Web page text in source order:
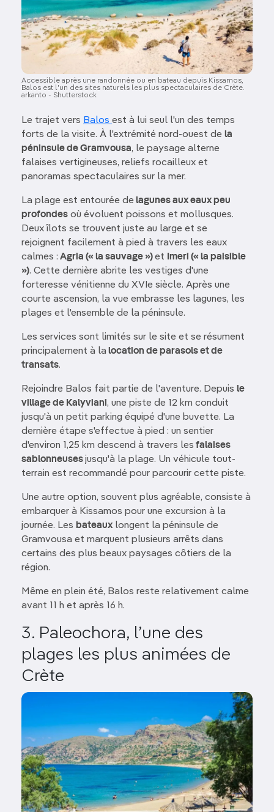
Accessible après une randonnée ou en bateau depuis Kissamos,
Balos est l'un des sites naturels les plus spectaculaires de Crète.
arkanto - Shutterstock
Le trajet vers Balos est à lui seul l'un des temps
forts de la visite. À l'extrémité nord-ouest de la
péninsule de Gramvousa, le paysage alterne
falaises vertigineuses, reliefs rocailleux et
panoramas spectaculaires sur la mer.
La plage est entourée delagunes aux eaux peu
profondes où évoluent poissons et mollusques.
Deux îlots se trouvent juste au large et se
rejoignent facilement à pied à travers les eaux
calmes : Agria (« la sauvage »)et Imeri (« la paisible
»). Cette dernière abrite les vestiges d'une
forteresse vénitienne du XVIe siècle. Après une
courte ascension, la vue embrasse les lagunes, les
plages et l'ensemble de la péninsule.
Les services sont limités sur le site et se résument
principalement à la location de parasols et de
transats.
Rejoindre Balos fait partie de l'aventure. Depuis le
village de Kalyviani , une piste de 12 km conduit
jusqu'à un petit parking équipé d'une buvette. La
dernière étape s'effectue à pied : un sentier
d'environ 1,25 km descend à travers les falaises
sablonneusesjusqu'à la plage. Un véhicule tout-
terrain est recommandé pour parcourir cette piste.
Une autre option, souvent plus agréable, consiste à
embarquer à Kissamos pour une excursion à la
journée. Les bateauxlongent la péninsule de
Gramvousa et marquent plusieurs arrêts dans
certains des plus beaux paysages côtiers de la
région.
Même en plein été, Balos reste relativement calme
avant 11 h et après 16 h.
3. Paleochora, l’une des
plages les plus animées de
Crète
Image